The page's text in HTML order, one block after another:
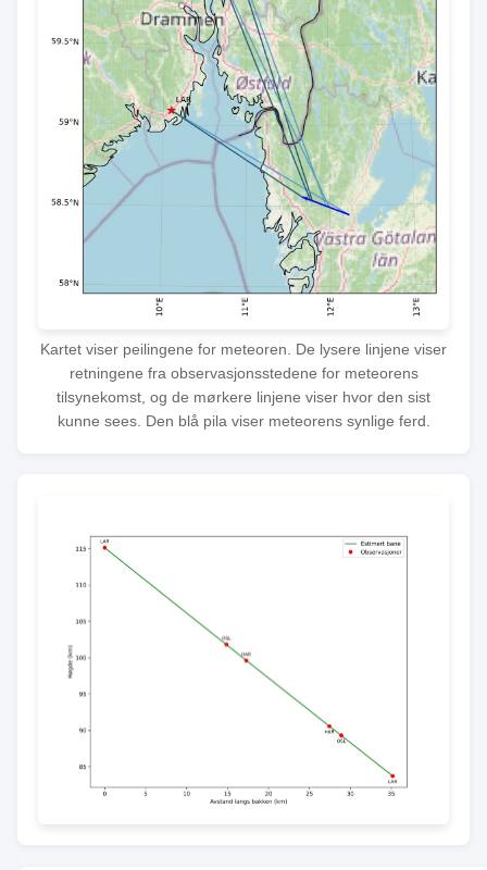
Kartet viser peilingene for meteoren. De lysere linjene viser
retningene fra observasjonsstedene for meteorens
tilsynekomst, og de mørkere linjene viser hvor den sist
kunne sees. Den blå pila viser meteorens synlige ferd.